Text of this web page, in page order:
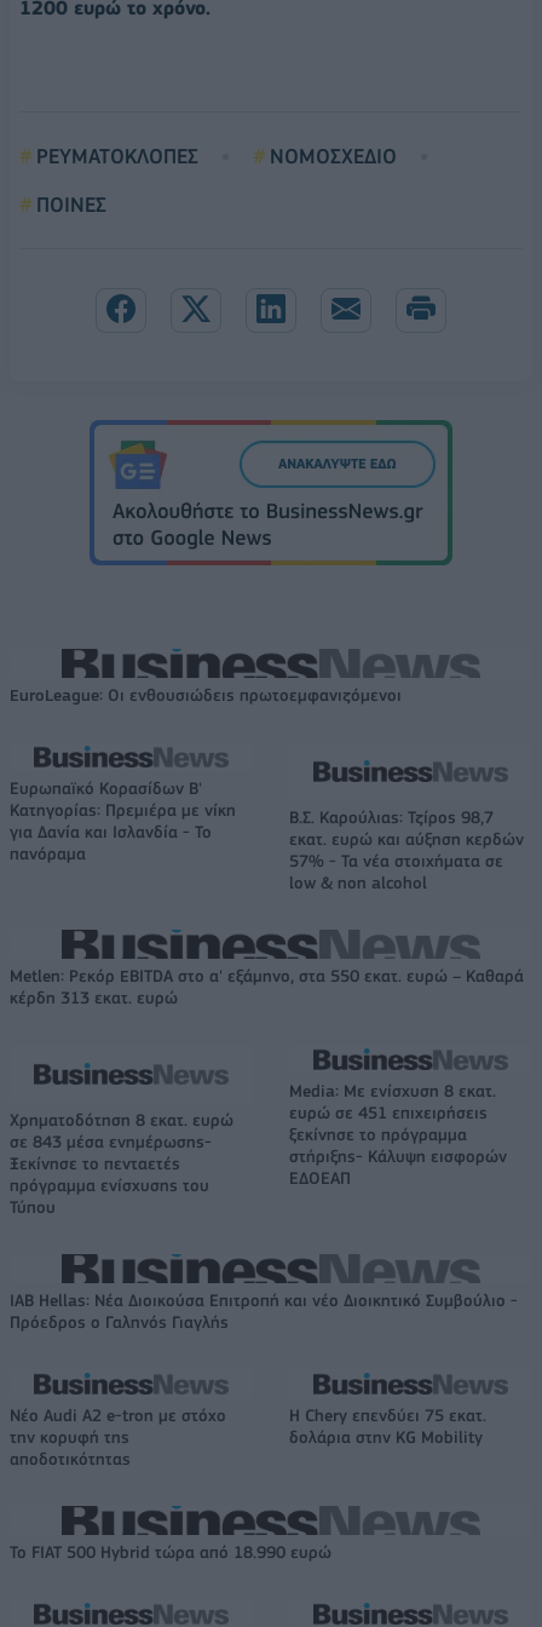
1200 ευρώ το χρόνο.
ΡΕΥΜΑΤΟΚΛΟΠΕΣ
ΝΟΜΟΣΧΕΔΙΟ
ΠΟΙΝΕΣ
EuroLeague: Οι ενθουσιώδεις πρωτοεμφανιζόμενοι
Ευρωπαϊκό Κορασίδων Β'
Κατηγορίας: Πρεμιέρα με νίκη
για Δανία και Ισλανδία - Το
πανόραμα
Β.Σ. Καρούλιας: Τζίρος 98,7
εκατ. ευρώ και αύξηση κερδών
57% - Τα νέα στοιχήματα σε
low & non alcohol
Metlen: Ρεκόρ EBITDA στο α' εξάμηνο, στα 550 εκατ. ευρώ – Καθαρά
κέρδη 313 εκατ. ευρώ
Χρηματοδότηση 8 εκατ. ευρώ
σε 843 μέσα ενημέρωσης-
Ξεκίνησε το πενταετές
πρόγραμμα ενίσχυσης του
Τύπου
Media: Με ενίσχυση 8 εκατ.
ευρώ σε 451 επιχειρήσεις
ξεκίνησε το πρόγραμμα
στήριξης- Κάλυψη εισφορών
ΕΔΟΕΑΠ
IAB Hellas: Νέα Διοικούσα Επιτροπή και νέο Διοικητικό Συμβούλιο -
Πρόεδρος ο Γαληνός Γιαγλής
Νέο Audi A2 e-tron με στόχο
την κορυφή της
αποδοτικότητας
Η Chery επενδύει 75 εκατ.
δολάρια στην KG Mobility
Το FIAT 500 Hybrid τώρα από 18.990 ευρώ